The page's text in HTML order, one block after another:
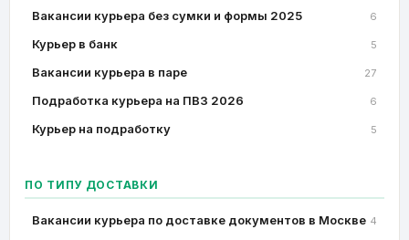
Вакансии курьера без сумки и формы 2025 6
Курьер в банк 5
Вакансии курьера в паре 27
Подработка курьера на ПВЗ 2026 6
Курьер на подработку 5
ПО ТИПУ ДОСТАВКИ
Вакансии курьера по доставке документов в Москве 4